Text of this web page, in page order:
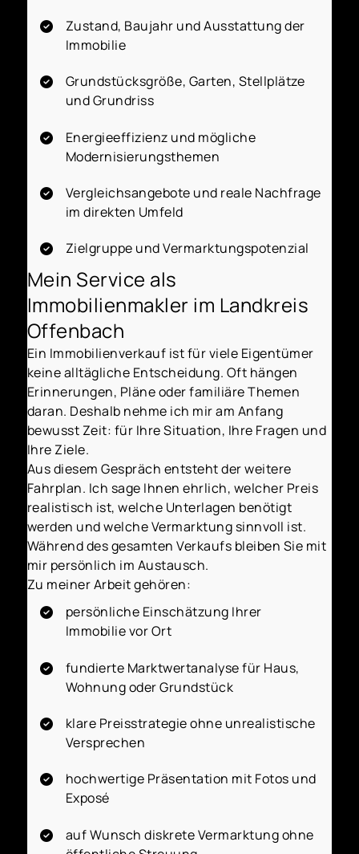
Zustand, Baujahr und Ausstattung der
Immobilie
Grundstücksgröße, Garten, Stellplätze
und Grundriss
Energieeffizienz und mögliche
Modernisierungsthemen
Vergleichsangebote und reale Nachfrage
im direkten Umfeld
Zielgruppe und Vermarktungspotenzial
Mein Service als
Immobilienmakler im Landkreis
Offenbach
Ein Immobilienverkauf ist für viele Eigentümer
keine alltägliche Entscheidung. Oft hängen
Erinnerungen, Pläne oder familiäre Themen
daran. Deshalb nehme ich mir am Anfang
bewusst Zeit: für Ihre Situation, Ihre Fragen und
Ihre Ziele.
Aus diesem Gespräch entsteht der weitere
Fahrplan. Ich sage Ihnen ehrlich, welcher Preis
realistisch ist, welche Unterlagen benötigt
werden und welche Vermarktung sinnvoll ist.
Während des gesamten Verkaufs bleiben Sie mit
mir persönlich im Austausch.
Zu meiner Arbeit gehören:
persönliche Einschätzung Ihrer
Immobilie vor Ort
fundierte Marktwertanalyse für Haus,
Wohnung oder Grundstück
klare Preisstrategie ohne unrealistische
Versprechen
hochwertige Präsentation mit Fotos und
Exposé
auf Wunsch diskrete Vermarktung ohne